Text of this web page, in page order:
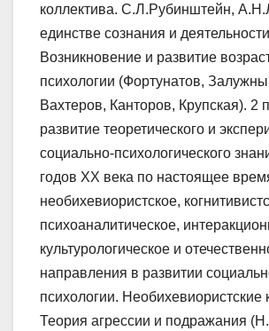
коллектива. С.Л.Рубинштейн,
единстве сознания и
Возникновение и развитие
психологии (Фортунатов,
Вахтеров, Канторов, Крупская). 2
развитие теоретического и
социально-психологического
годов ХХ века по настоящее
необихевиористское,
психоаналитическое,
культурологическое и
направления в развитии
психологии. Необихевиористские
Теория агрессии и подражания